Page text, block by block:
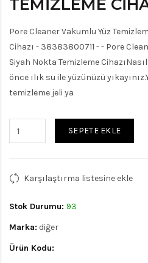
TEMIZLEME
Pore Cleaner Vakumlu Yüz
Cihazı - 38383800711 - - Pore
Siyah Nokta Temizleme
önce ılık su ile yüzünüzü
temizleme jeli ya
SEPETE EKLE
Karşılaştırma listesine ekle
Stok Durumu: 93
Marka: diğer
Ürün Kodu: